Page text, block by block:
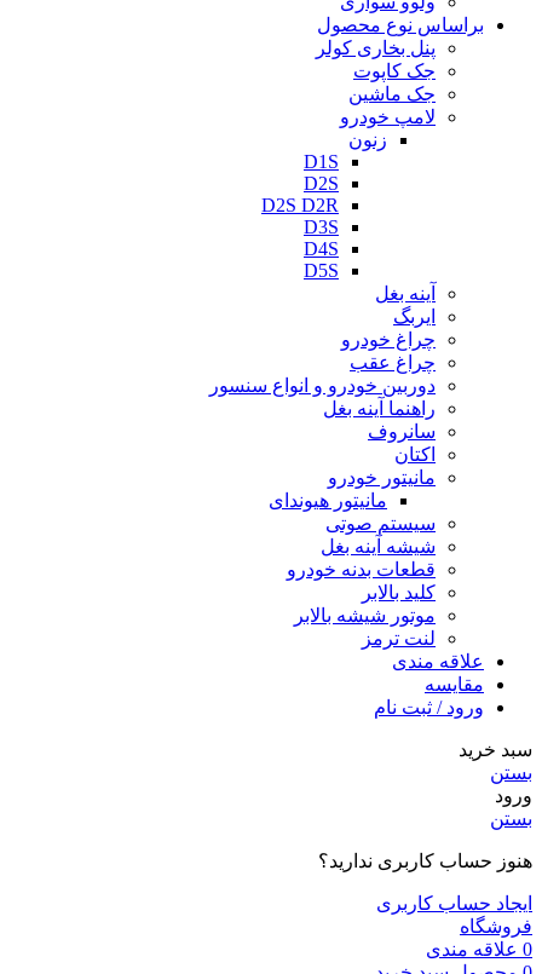
براساس نوع محصول
پنل بخاری کولر
جک کاپوت
جک ماشین
لامپ خودرو
زنون
D1S
D2S
D2S D2R
D3S
D4S
D5S
آینه بغل
ایربگ
چراغ خودرو
چراغ عقب
دوربین خودرو و انواع سنسور
راهنما آینه بغل
سانروف
اکتان
مانیتور خودرو
مانیتور هیوندای
سیستم صوتی
شیشه آینه بغل
قطعات بدنه خودرو
کلید بالابر
موتور شیشه بالابر
لنت ترمز
علاقه مندی
مقایسه
ورود / ثبت نام
سبد خرید
بستن
ورود
بستن
هنوز حساب کاربری ندارید؟
ایجاد حساب کاربری
فروشگاه
0 علاقه مندی